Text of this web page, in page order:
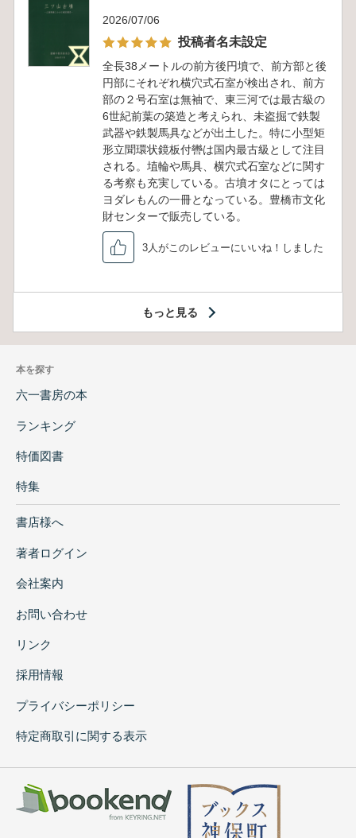
2026/07/06
投稿者名未設定
全長38メートルの前方後円墳で、前方部と後
円部にそれぞれ横穴式石室が検出され、前方
部の２号石室は無袖で、東三河では最古級の
6世紀前葉の築造と考えられ、未盗掘で鉄製
武器や鉄製馬具などが出土した。特に小型矩
形立聞環状鏡板付轡は国内最古級として注目
される。埴輪や馬具、横穴式石室などに関す
る考察も充実している。古墳オタにとっては
ヨダレもんの一冊となっている。豊橋市文化
財センターで販売している。
3人がこのレビューにいいね！しました
もっと見る
本を探す
六一書房の本
ランキング
特価図書
特集
書店様へ
著者ログイン
会社案内
お問い合わせ
リンク
採用情報
プライバシーポリシー
特定商取引に関する表示